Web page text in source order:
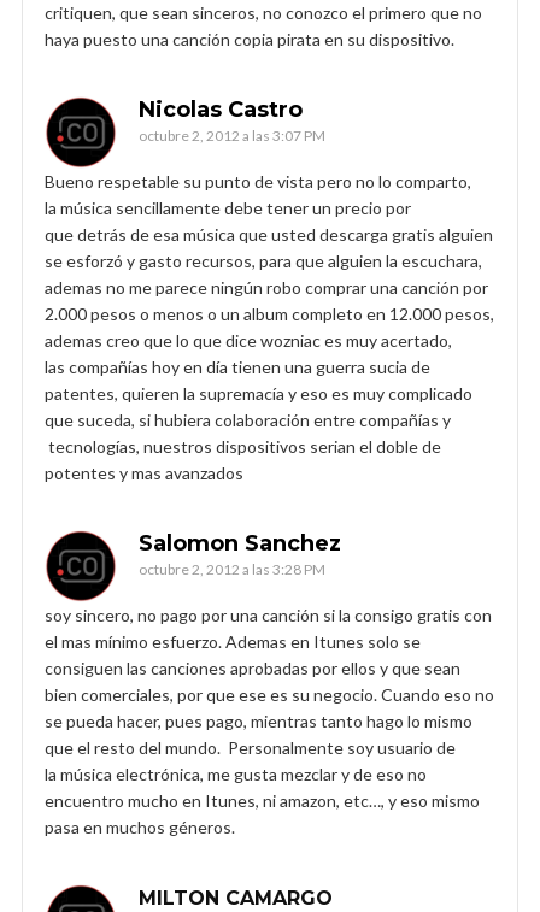
critiquen, que sean sinceros, no conozco el primero que no
haya puesto una canción copia pirata en su dispositivo.
Nicolas Castro
octubre 2, 2012 a las 3:07 PM
Bueno respetable su punto de vista pero no lo comparto,
la música sencillamente debe tener un precio por
que detrás de esa música que usted descarga gratis alguien
se esforzó y gasto recursos, para que alguien la escuchara,
ademas no me parece ningún robo comprar una canción por
2.000 pesos o menos o un album completo en 12.000 pesos,
ademas creo que lo que dice wozniac es muy acertado,
las compañías hoy en día tienen una guerra sucia de
patentes, quieren la supremacía y eso es muy complicado
que suceda, si hubiera colaboración entre compañías y
tecnologías, nuestros dispositivos serian el doble de
potentes y mas avanzados
Salomon Sanchez
octubre 2, 2012 a las 3:28 PM
soy sincero, no pago por una canción si la consigo gratis con
el mas mínimo esfuerzo. Ademas en Itunes solo se
consiguen las canciones aprobadas por ellos y que sean
bien comerciales, por que ese es su negocio. Cuando eso no
se pueda hacer, pues pago, mientras tanto hago lo mismo
que el resto del mundo. Personalmente soy usuario de
la música electrónica, me gusta mezclar y de eso no
encuentro mucho en Itunes, ni amazon, etc…, y eso mismo
pasa en muchos géneros.
MILTON CAMARGO